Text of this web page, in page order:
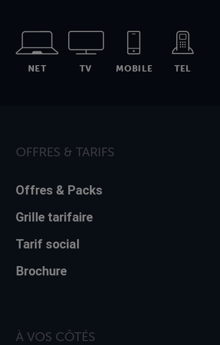
NET TV MOBILE TEL
OFFRES & TARIFS
Offres & Packs
Grille tarifaire
Tarif social
Brochure
À VOS CÔTÉS